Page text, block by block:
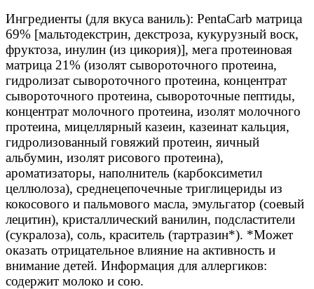
Ингредиенты (для вкуса ваниль): PentaCarb матрица
69% [мальтодекстрин, декстроза, кукурузный воск,
фруктоза, инулин (из цикория)], мега протеиновая
матрица 21% (изолят сывороточного протеина,
гидролизат сывороточного протеина, концентрат
сывороточного протеина, сывороточные пептиды,
концентрат молочного протеина, изолят молочного
протеина, мицеллярный казеин, казеинат кальция,
гидролизованный говяжий протеин, яичный
альбумин, изолят рисового протеина),
ароматизаторы, наполнитель (карбоксиметил
целлюлоза), среднецепочечные триглицериды из
кокосового и пальмового масла, эмульгатор (соевый
лецитин), кристаллический ванилин, подсластители
(сукралоза), соль, краситель (тартразин*). *Может
оказать отрицательное влияние на активность и
внимание детей. Информация для аллергиков:
содержит молоко и сою.